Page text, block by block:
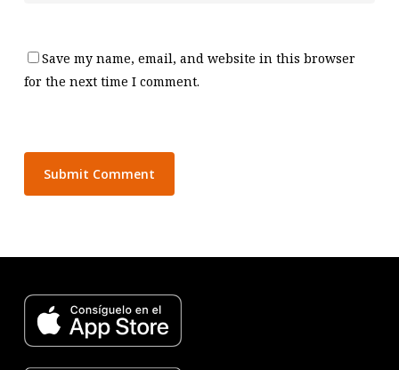
Save my name, email, and website in this browser
for the next time I comment.